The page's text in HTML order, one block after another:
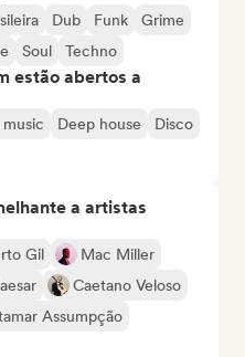
Dub Funk
Grime
Soul Techno
estão abertos a
Deep house
Disco
a artistas
Gil
Mac Miller
Caetano Veloso
Assumpção